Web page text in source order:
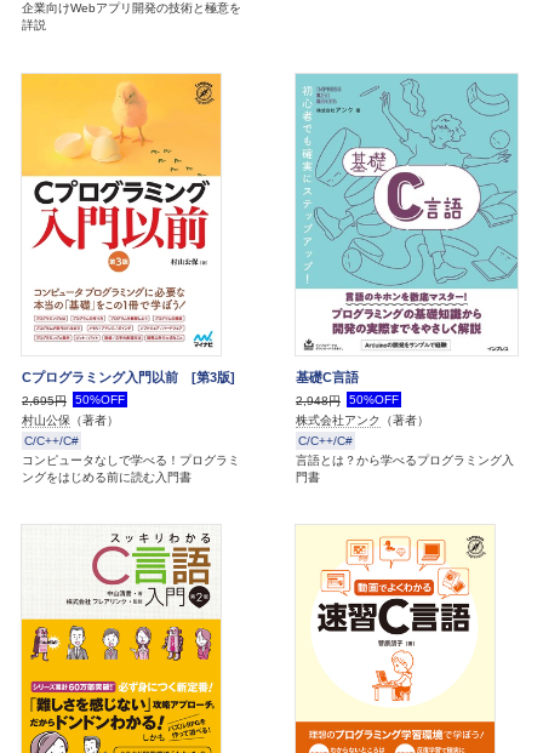
企業向けWebアプリ開発の技術と極意を
詳説
Cプログラミング入門以前 [第3版]
2,695円
50%OFF
村山公保 （著者）
C/C++/C#
コンピュータなしで学べる！プログラミ
ングをはじめる前に読む入門書
基礎C言語
2,948円
50%OFF
株式会社アンク
（著者）
C/C++/C#
言語とは？から学べるプログラミング入
門書